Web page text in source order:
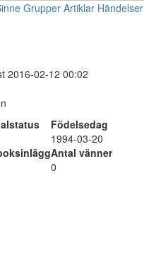
Grupper Artiklar Händelser
2016-02-12 00:02
Födelsedag
1994-03-20
Antal vänner
0